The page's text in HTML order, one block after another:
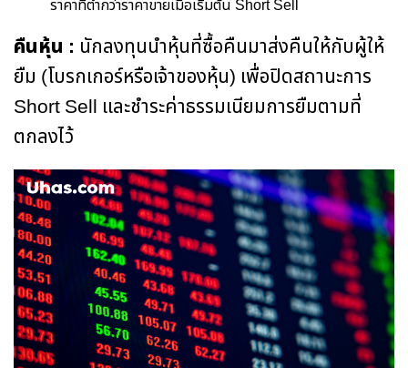
ราคาที่ต่ำกว่าราคาขายเมื่อเริ่มต้น Short Sell
คืนหุ้น : นักลงทุนนำหุ้นที่ซื้อคืนมาส่งคืนให้กับผู้ให้
ยืม (โบรกเกอร์หรือเจ้าของหุ้น) เพื่อปิดสถานะการ
Short Sell และชำระค่าธรรมเนียมการยืมตามที่
ตกลงไว้